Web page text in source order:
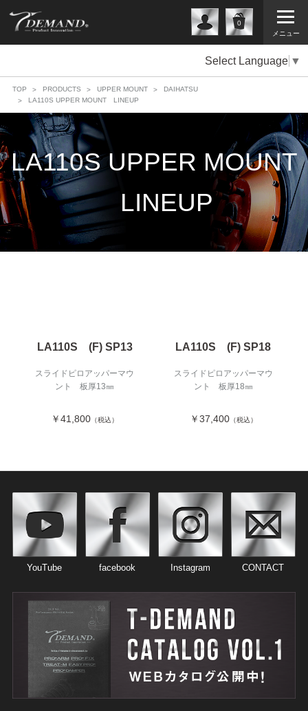
メニュー
0
Select Language ▼
TOP PRODUCTS UPPER MOUNT
DAIHATSU
LA110S UPPER MOUNT LINEUP
LA110S UPPER MOUNT
LINEUP
LA110S (F) SP13
スライドピロアッパーマウ
ント 板厚13㎜
￥41,800 （税込）
LA110S (F) SP18
スライドピロアッパーマウ
ント 板厚18㎜
￥37,400（税込）
YouTube facebook Instagram CONTACT